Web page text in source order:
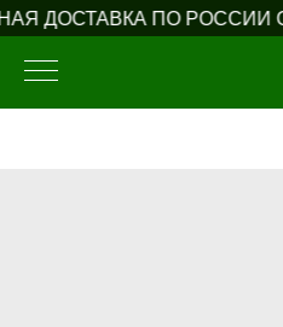
ДОСТАВКА ПО РОССИИ